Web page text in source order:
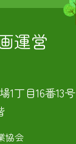
運営
1丁目16番13号
協会